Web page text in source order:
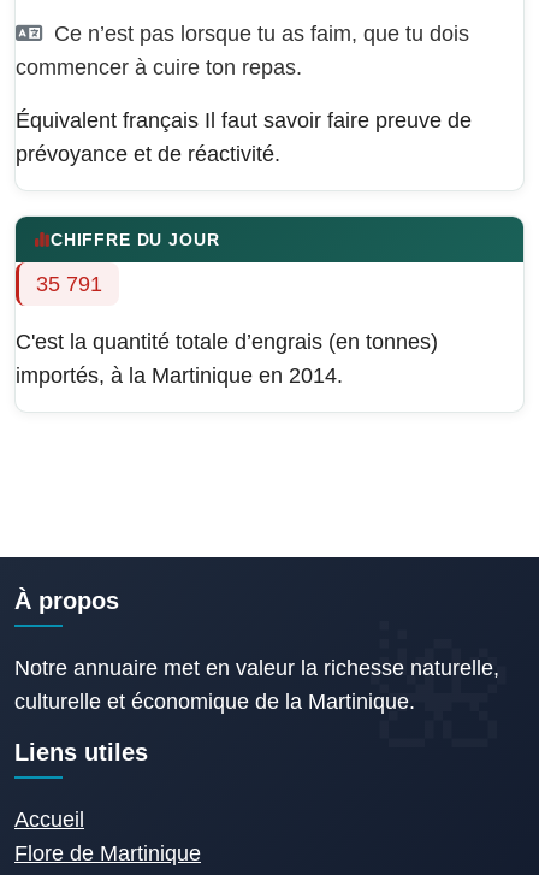
Ce n’est pas lorsque tu as faim, que tu dois
commencer à cuire ton repas.
Équivalent français Il faut savoir faire preuve de
prévoyance et de réactivité.
CHIFFRE DU JOUR
35 791
C'est la quantité totale d’engrais (en tonnes)
importés, à la Martinique en 2014.
À propos
Notre annuaire met en valeur la richesse naturelle,
culturelle et économique de la Martinique.
Liens utiles
Accueil
Flore de Martinique